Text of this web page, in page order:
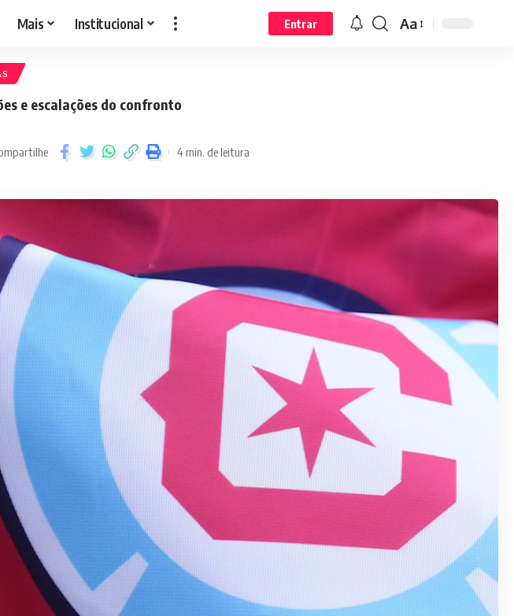
Mais Institucional Entrar Aa
e escalações do confronto
4 min. de leitura